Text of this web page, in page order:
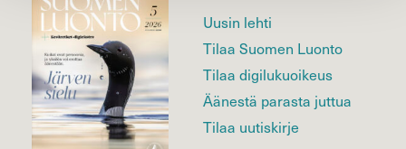
Uusin lehti
Tilaa Suomen Luonto
Tilaa digilukuoikeus
Äänestä parasta juttua
Tilaa uutiskirje